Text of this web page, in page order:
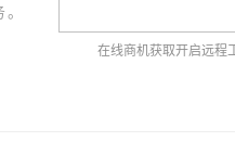
在线商机获取开启远程